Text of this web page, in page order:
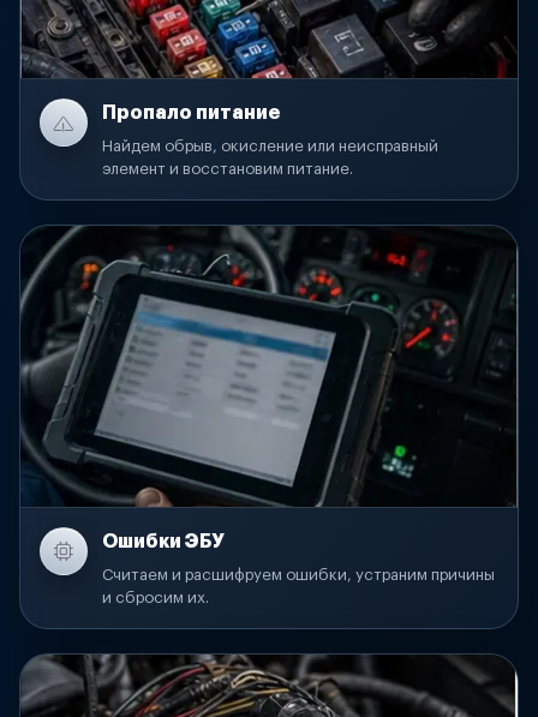
Пропало питание
Найдем обрыв, окисление или неисправный
элемент и восстановим питание.
Ошибки ЭБУ
Считаем и расшифруем ошибки, устраним причины
и сбросим их.